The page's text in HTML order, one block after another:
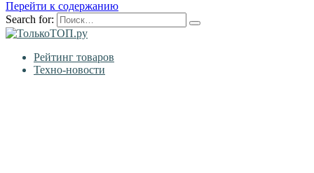
Перейти к содержанию
Search for:
Рейтинг товаров
Техно-новости